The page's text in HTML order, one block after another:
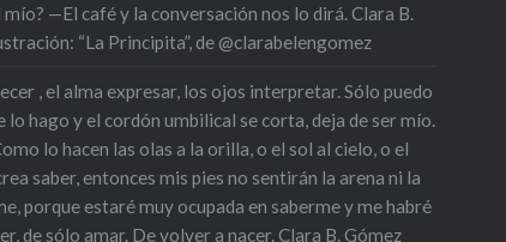
—El café y la conversación nos lo dirá. Clara B.
“La Principita”, de @clarabelengomez
, el alma expresar, los ojos interpretar. Sólo puedo
lo hago y el cordón umbilical se corta, deja de ser mío.
lo hacen las olas a la orilla, o el sol al cielo, o el
saber, entonces mis pies no sentirán la arena ni la
porque estaré muy ocupada en saberme y me habré
de sólo amar. De volver a nacer. Clara B. Gómez